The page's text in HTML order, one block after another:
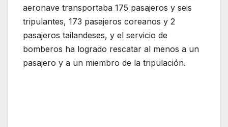
aeronave transportaba 175 pasajeros y seis
tripulantes, 173 pasajeros coreanos y 2
pasajeros tailandeses, y el servicio de
bomberos ha logrado rescatar al menos a un
pasajero y a un miembro de la tripulación.